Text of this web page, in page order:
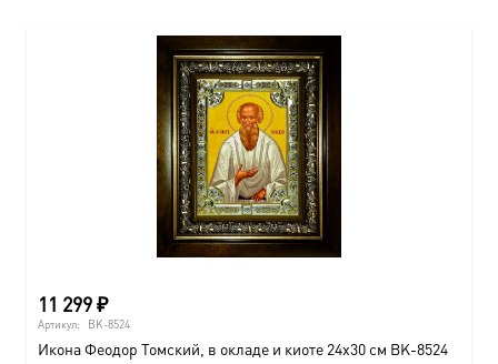
11 299₽
Артикул: BK-8524
Икона Феодор Томский, в окладе и киоте 24х30 см BK-8524